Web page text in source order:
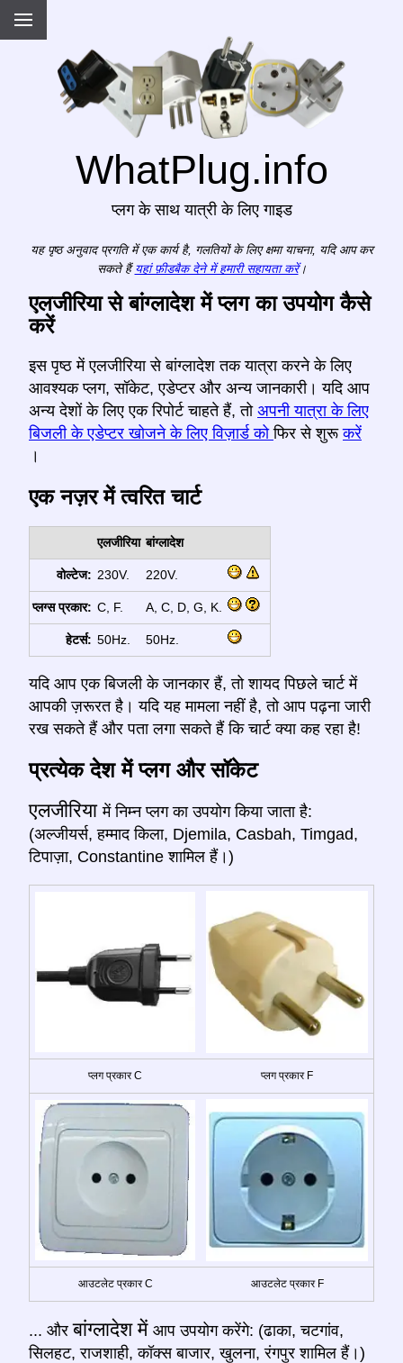
WhatPlug.info
प्लग के साथ यात्री के लिए गाइड
यह पृष्ठ अनुवाद प्रगति में एक कार्य है, गलतियों के लिए क्षमा याचना, यदि आप कर
सकते हैं यहां फ़ीडबैक देने में हमारी सहायता करें।
एलजीरिया से बांग्लादेश में प्लग का उपयोग कैसे
करें
इस पृष्ठ में एलजीरिया से बांग्लादेश तक यात्रा करने के लिए
आवश्यक प्लग, सॉकेट, एडेप्टर और अन्य जानकारी। यदि आप
अन्य देशों के लिए एक रिपोर्ट चाहते हैं, तो अपनी यात्रा के लिए
बिजली के एडेप्टर खोजने के लिए विज़ार्ड कोफिर से शुरूकरें
।
एक नज़र में त्वरित चार्ट
एलजीरिया बांग्लादेश
वोल्टेज: 230V. 220V.
प्लग्स प्रकार: C, F. A, C, D, G, K.
हेटर्स: 50Hz. 50Hz.
यदि आप एक बिजली के जानकार हैं, तो शायद पिछले चार्ट में
आपकी ज़रूरत है। यदि यह मामला नहीं है, तो आप पढ़ना जारी
रख सकते हैं और पता लगा सकते हैं कि चार्ट क्या कह रहा है!
प्रत्येक देश में प्लग और सॉकेट
एलजीरियामें निम्न प्लग का उपयोग किया जाता है:
(अल्जीयर्स, हम्माद किला, Djemila, Casbah, Timgad,
टिपाज़ा, Constantine शामिल हैं।)
प्लग प्रकार C प्लग प्रकार F
आउटलेट प्रकार C आउटलेट प्रकार F
... औरबांग्लादेश में आप उपयोग करेंगे: (ढाका, चटगांव,
सिलहट, राजशाही, कॉक्स बाजार, खुलना, रंगपुर शामिल हैं।)